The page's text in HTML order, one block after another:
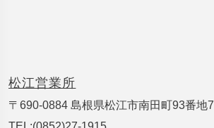
松江営業所
〒690-0884 島根県松江市南田町93番地7